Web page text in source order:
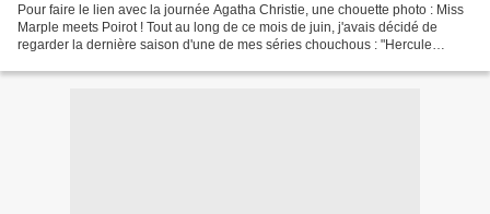
Pour faire le lien avec la journée Agatha Christie, une chouette photo : Miss
Marple meets Poirot ! Tout au long de ce mois de juin, j'avais décidé de
regarder la dernière saison d'une de mes séries chouchous : "Hercule